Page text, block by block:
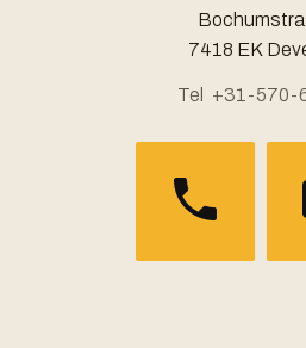
7418 EK
Tel +31-570-